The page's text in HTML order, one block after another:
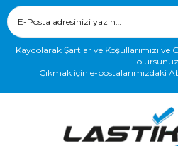
Kaydolarak Şartlar ve Koşullarımızı
Çıkmak için e-postalarımızdaki